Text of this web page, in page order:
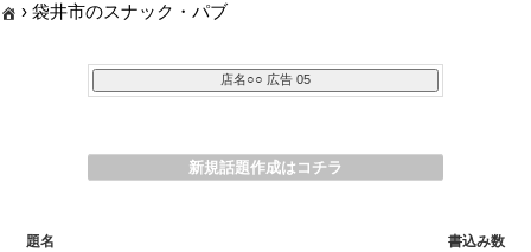
› 袋井市のスナック・パブ
新規話題作成はコチラ
題名 書込み数